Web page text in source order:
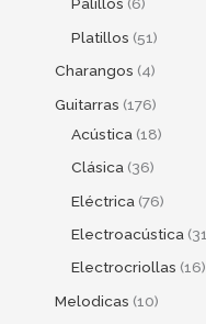
Palillos 6
Platillos 51
Charangos 4
Guitarras 176
Acústica 18
Clásica 36
Eléctrica 76
Electroacústica 31
Electrocriollas 16
Melodicas 10